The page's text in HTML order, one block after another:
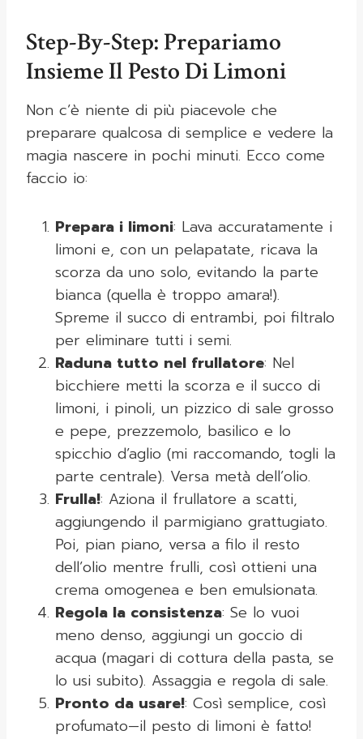
Step-By-Step: Prepariamo
Insieme Il Pesto Di Limoni
Non c’è niente di più piacevole che
preparare qualcosa di semplice e vedere la
magia nascere in pochi minuti. Ecco come
faccio io:
Prepara i limoni: Lava accuratamente i
limoni e, con un pelapatate, ricava la
scorza da uno solo, evitando la parte
bianca (quella è troppo amara!).
Spreme il succo di entrambi, poi filtralo
per eliminare tutti i semi.
Raduna tutto nel frullatore: Nel
bicchiere metti la scorza e il succo di
limoni, i pinoli, un pizzico di sale grosso
e pepe, prezzemolo, basilico e lo
spicchio d’aglio (mi raccomando, togli la
parte centrale). Versa metà dell’olio.
Frulla!: Aziona il frullatore a scatti,
aggiungendo il parmigiano grattugiato.
Poi, pian piano, versa a filo il resto
dell’olio mentre frulli, così ottieni una
crema omogenea e ben emulsionata.
Regola la consistenza: Se lo vuoi
meno denso, aggiungi un goccio di
acqua (magari di cottura della pasta, se
lo usi subito). Assaggia e regola di sale.
Pronto da usare!: Così semplice, così
profumato—il pesto di limoni è fatto!